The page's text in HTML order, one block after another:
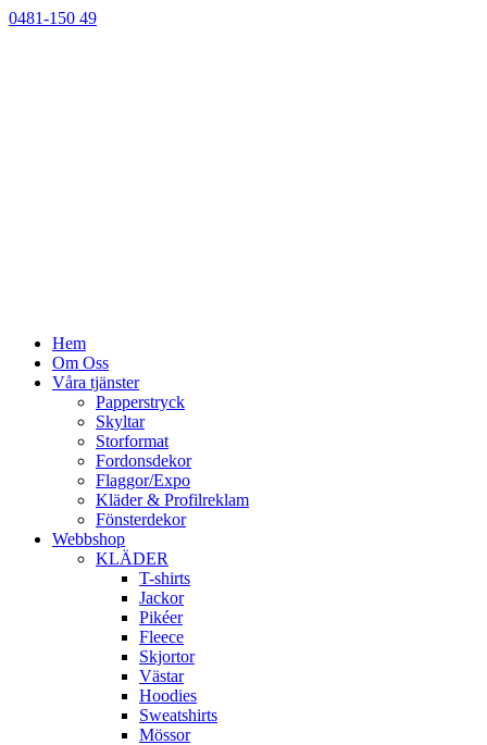
0481-150 49
Hem
Om Oss
Våra tjänster
Papperstryck
Skyltar
Storformat
Fordonsdekor
Flaggor/Expo
Kläder & Profilreklam
Fönsterdekor
Webbshop
KLÄDER
T-shirts
Jackor
Pikéer
Fleece
Skjortor
Västar
Hoodies
Sweatshirts
Mössor